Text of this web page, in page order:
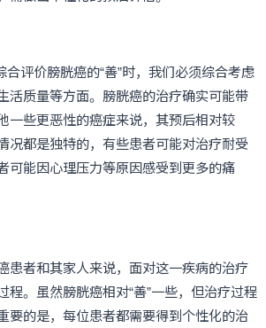
合评价膀胱癌的“善”时，我们必须综合考虑
活质量等方面。膀胱癌的治疗确实可能带
一些更恶性的癌症来说，其预后相对较
况都是独特的，有些患者可能对治疗耐受
可能因心理压力等原因感受到更多的痛
者和其家人来说，面对这一疾病的治疗
程。虽然膀胱癌相对“善”一些，但治疗过程
要的是，每位患者都需要得到个性化的治